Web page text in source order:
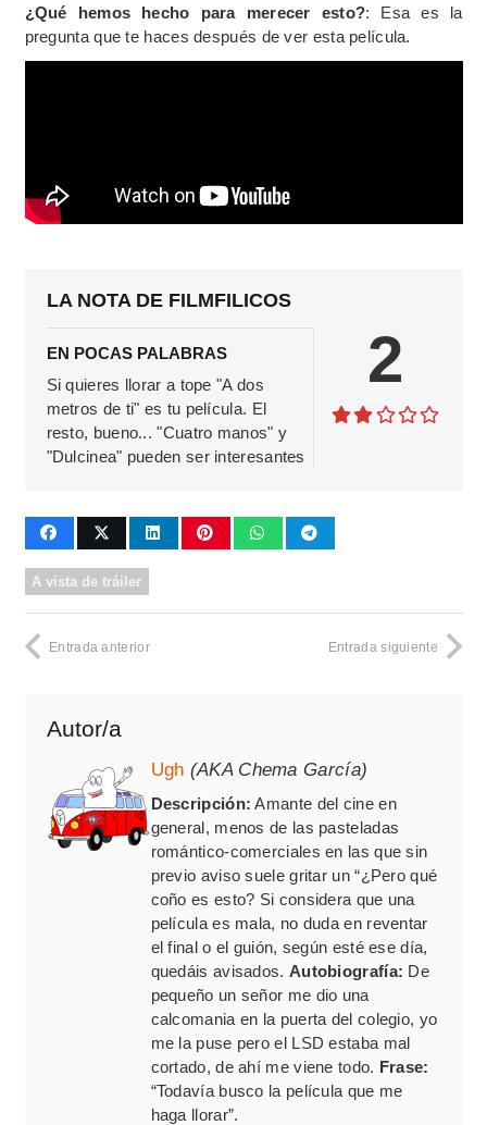
¿Qué hemos hecho para merecer esto?: Esa es la
pregunta que te haces después de ver esta película.
LA NOTA DE FILMFILICOS
EN POCAS PALABRAS
Si quieres llorar a tope "A dos
metros de ti" es tu película. El
resto, bueno... "Cuatro manos" y
"Dulcinea" pueden ser interesantes
2
A vista de tráiler
Entrada anterior Entrada siguiente
Autor/a
Ugh (AKA Chema García)
Descripción: Amante del cine en
general, menos de las pasteladas
romántico-comerciales en las que sin
previo aviso suele gritar un “¿Pero qué
coño es esto? Si considera que una
película es mala, no duda en reventar
el final o el guión, según esté ese día,
quedáis avisados. Autobiografía: De
pequeño un señor me dio una
calcomania en la puerta del colegio, yo
me la puse pero el LSD estaba mal
cortado, de ahí me viene todo. Frase:
“Todavía busco la película que me
haga llorar”.